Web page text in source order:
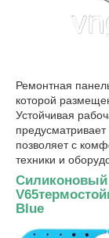
Ремонтная
которой
Устойчивая
позволяет с
техники и
Силиконовый
Blue